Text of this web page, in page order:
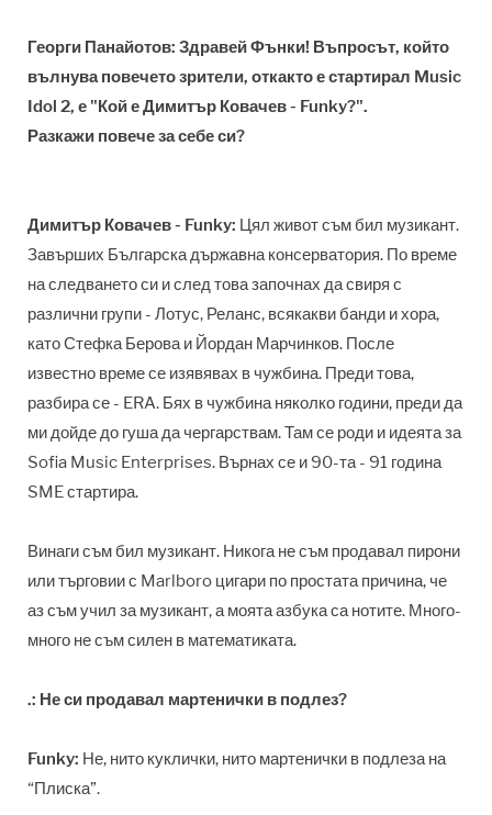
Георги Панайотов: Здравей Фънки! Въпросът, който
вълнува повечето зрители, откакто е стартирал Music
Idol 2, е "Кой е Димитър Ковачев - Funky?".
Разкажи повече за себе си?
Димитър Ковачев - Funky: Цял живот съм бил музикант.
Завърших Българска държавна консерватория. По време
на следването си и след това започнах да свиря с
различни групи - Лотус, Реланс, всякакви банди и хора,
като Стефка Берова и Йордан Марчинков. После
известно време се изявявах в чужбина. Преди това,
разбира се - ERA. Бях в чужбина няколко години, преди да
ми дойде до гуша да чергарствам. Там се роди и идеята за
Sofia Music Enterprises. Върнах се и 90-та - 91 година
SME стартира.
Винаги съм бил музикант. Никога не съм продавал пирони
или търговии с Marlboro цигари по простата причина, че
аз съм учил за музикант, а моята азбука са нотите. Много-
много не съм силен в математиката.
.: Не си продавал мартенички в подлез?
Funky: Не, нито куклички, нито мартенички в подлеза на
“Плиска”.